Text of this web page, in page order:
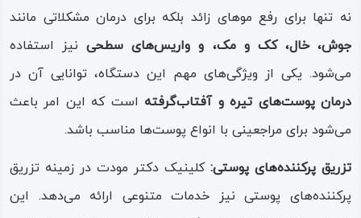
نه تنها برای رفع موهای زائد بلکه برای درمان مشکلاتی مانند
جوش، خال، کک و مک، و واریس‌های سطحینیز استفاده
می‌شود. یکی از ویژگی‌های مهم این دستگاه، توانایی آن در
درمان پوست‌های تیره و آفتاب‌گرفته است که این امر باعث
می‌شود برای مراجعینی با انواع پوست‌ها مناسب باشد.
تزریق پرکننده‌های پوستی:کلینیک دکتر مودت در زمینه تزریق
پرکننده‌های پوستی نیز خدمات متنوعی ارائه می‌دهد. این